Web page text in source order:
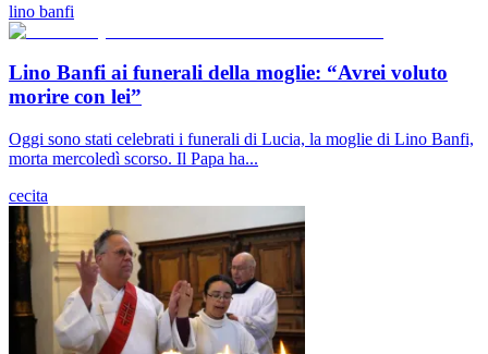
lino banfi
Lino Banfi ai funerali della moglie: “Avrei voluto
morire con lei”
Oggi sono stati celebrati i funerali di Lucia, la moglie di Lino Banfi,
morta mercoledì scorso. Il Papa ha...
cecita